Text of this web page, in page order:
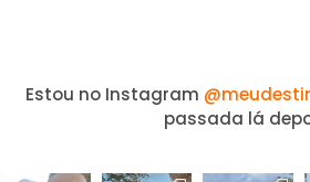
Estou no Instagram
passada lá